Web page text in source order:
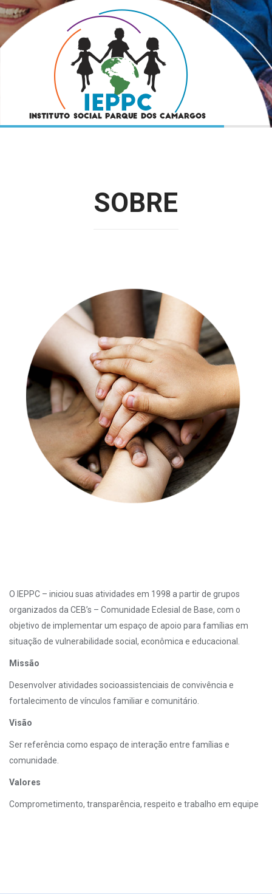
SOBRE
O IEPPC – iniciou suas atividades em 1998 a partir de grupos
organizados da CEB’s – Comunidade Eclesial de Base, com o
objetivo de implementar um espaço de apoio para famílias em
situação de vulnerabilidade social, econômica e educacional.
Missão
Desenvolver atividades socioassistenciais de convivência e
fortalecimento de vínculos familiar e comunitário.
Visão
Ser referência como espaço de interação entre famílias e
comunidade.
Valores
Comprometimento, transparência, respeito e trabalho em equipe